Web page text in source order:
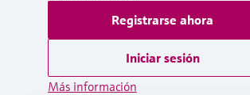
Registrarse ahora
Iniciar sesión
Más información